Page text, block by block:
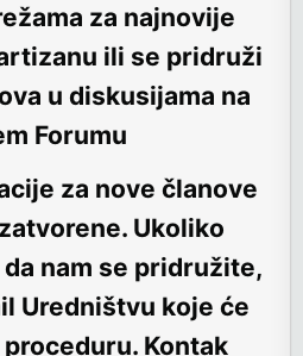
za najnovije
ili se pridruži
u diskusijama na
Forumu
za nove članove
zatvorene. Ukoliko
nam se pridružite,
Uredništvu koje će
Kontak